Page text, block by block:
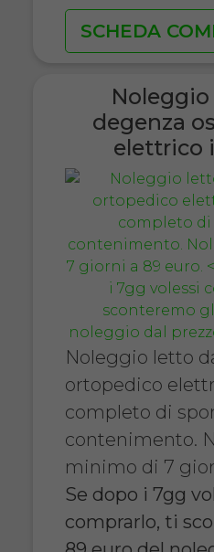
SCHEDA
degenza
elettrico
Noleggio letto
ortopedico
completo di
contenimento.
minimo di 7
Se dopo i 7gg
comprarlo, ti